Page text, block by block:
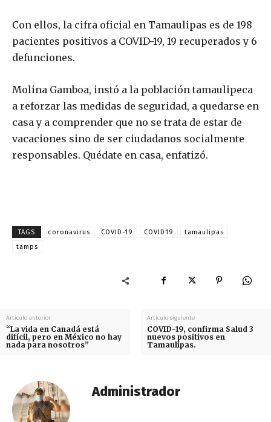
Con ellos, la cifra oficial en Tamaulipas es de 198
pacientes positivos a COVID-19, 19 recuperados y 6
defunciones.
Molina Gamboa, instó a la población tamaulipeca
a reforzar las medidas de seguridad, a quedarse en
casa y a comprender que no se trata de estar de
vacaciones sino de ser ciudadanos socialmente
responsables. Quédate en casa, enfatizó.
TAGS coronavirus COVID-19 COVID19
tamaulipas
tamps
Artículo anterior
“La vida en Canadá está
difícil, pero en México no hay
nada para nosotros”
Artículo siguiente
COVID-19, confirma Salud 3
nuevos positivos en
Tamaulipas.
Administrador